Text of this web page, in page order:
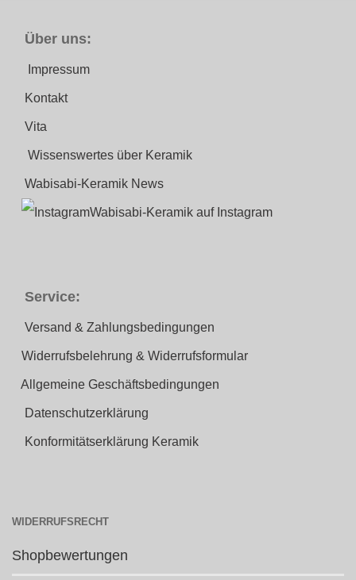
Über uns:
Impressum
Kontakt
Vita
Wissenswertes über Keramik
Wabisabi-Keramik News
Wabisabi-Keramik auf Instagram
Service:
Versand & Zahlungsbedingungen
Widerrufsbelehrung & Widerrufsformular
Allgemeine Geschäftsbedingungen
Datenschutzerklärung
Konformitätserklärung Keramik
WIDERRUFSRECHT
Shopbewertungen